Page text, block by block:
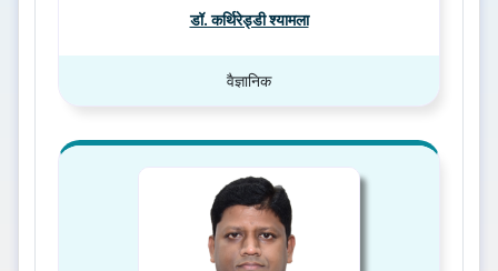
डॉ. कर्थिरेड्डी श्यामला
वैज्ञानिक